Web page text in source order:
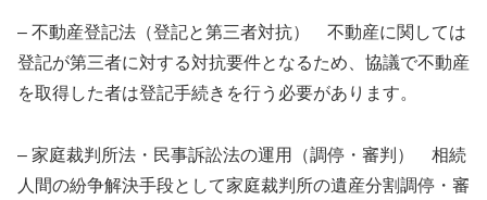
– 不動産登記法（登記と第三者対抗） 不動産に関しては
登記が第三者に対する対抗要件となるため、協議で不動産
を取得した者は登記手続きを行う必要があります。
– 家庭裁判所法・民事訴訟法の運用（調停・審判） 相続
人間の紛争解決手段として家庭裁判所の遺産分割調停・審